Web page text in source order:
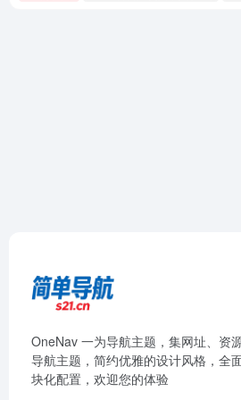
OneNav 一为导航主题，集网址、资
导航主题，简约优雅的设计风格，全
块化配置，欢迎您的体验